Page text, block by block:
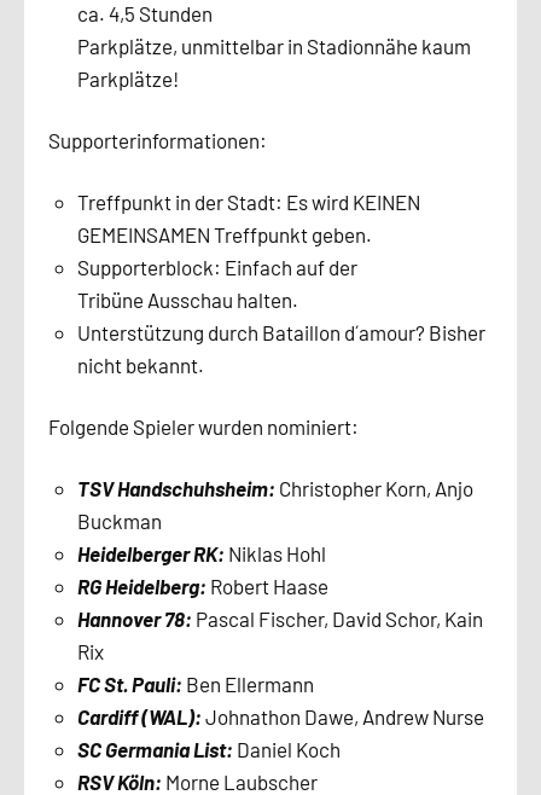
ca. 4,5 Stunden
Parkplätze, unmittelbar in Stadionnähe kaum
Parkplätze!
Supporterinformationen:
Treffpunkt in der Stadt: Es wird KEINEN
GEMEINSAMEN Treffpunkt geben.
Supporterblock: Einfach auf der
Tribüne Ausschau halten.
Unterstützung durch Bataillon d´amour? Bisher
nicht bekannt.
Folgende Spieler wurden nominiert:
TSV Handschuhsheim: Christopher Korn, Anjo
Buckman
Heidelberger RK: Niklas Hohl
RG Heidelberg: Robert Haase
Hannover 78: Pascal Fischer, David Schor, Kain
Rix
FC St. Pauli: Ben Ellermann
Cardiff (WAL): Johnathon Dawe, Andrew Nurse
SC Germania List: Daniel Koch
RSV Köln: Morne Laubscher